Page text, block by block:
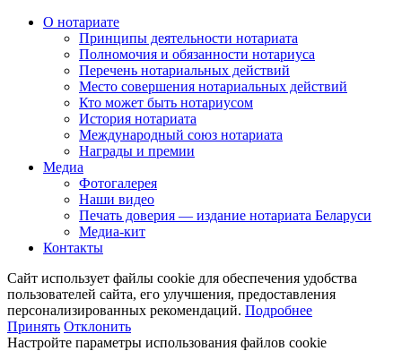
О нотариате
Принципы деятельности нотариата
Полномочия и обязанности нотариуса
Перечень нотариальных действий
Место совершения нотариальных действий
Кто может быть нотариусом
История нотариата
Международный союз нотариата
Награды и премии
Медиа
Фотогалерея
Наши видео
Печать доверия — издание нотариата Беларуси
Медиа-кит
Контакты
Сайт использует файлы cookie для обеспечения удобства
пользователей сайта, его улучшения, предоставления
персонализированных рекомендаций. Подробнее
Принять Отклонить
Настройте параметры использования файлов cookie